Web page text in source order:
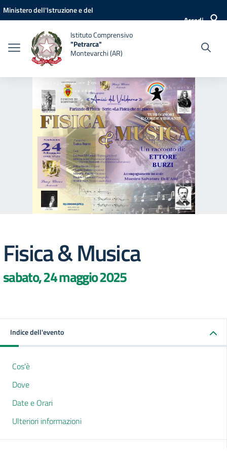
Vai ai contenuti
Vai al menu di navigazione
Vai al footer
Ministero dell'Istruzione e del
Accedi
Istituto Comprensivo
"Petrarca"
Montevarchi (AR)
Fisica & Musica
sabato, 24 maggio 2025
Indice dell'evento
Cos'è
Dove
Date e Orari
Ulteriori informazioni